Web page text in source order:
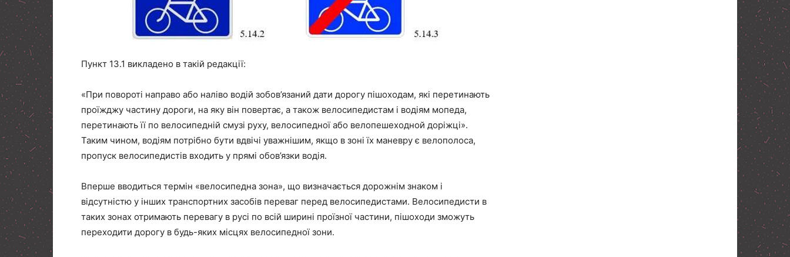
Пункт 13.1 викладено в такій редакції:
«При повороті направо або наліво водій зобов’язаний дати дорогу пішоходам, які перетинають
проїжджу частину дороги, на яку він повертає, а також велосипедистам і водіям мопеда,
перетинають її по велосипедній смузі руху, велосипедної або велопешеходной доріжці».
Таким чином, водіям потрібно бути вдвічі уважнішим, якщо в зоні їх маневру є велополоса,
пропуск велосипедистів входить у прямі обов’язки водія.
Вперше вводиться термін «велосипедна зона», що визначається дорожнім знаком і
відсутністю у інших транспортних засобів переваг перед велосипедистами. Велосипедисти в
таких зонах отримають перевагу в русі по всій ширині проїзної частини, пішоходи зможуть
переходити дорогу в будь-яких місцях велосипедної зони.